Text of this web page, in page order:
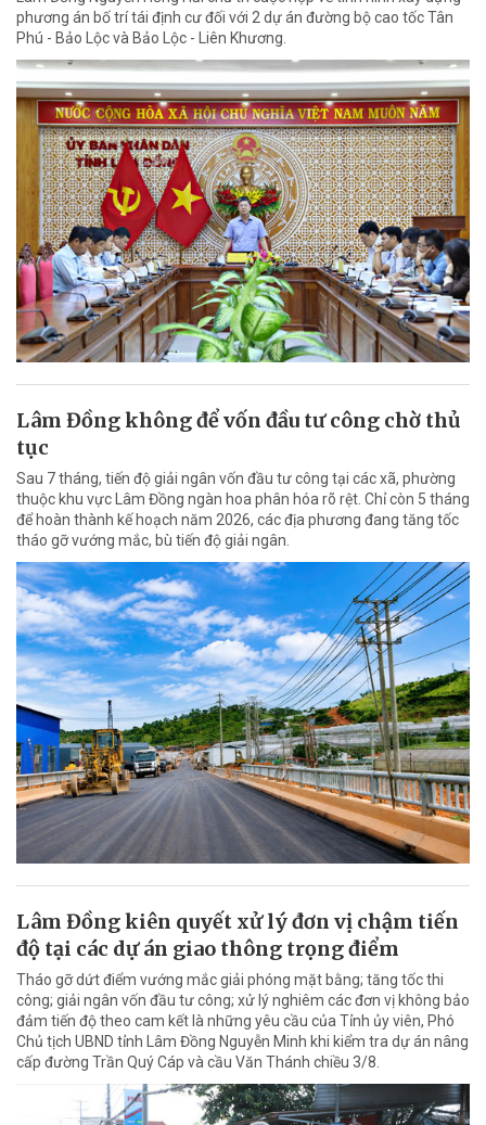
phương án bố trí tái định cư đối với 2 dự án đường bộ cao tốc Tân
Phú - Bảo Lộc và Bảo Lộc - Liên Khương.
Lâm Đồng không để vốn đầu tư công chờ thủ
tục
Sau 7 tháng, tiến độ giải ngân vốn đầu tư công tại các xã, phường
thuộc khu vực Lâm Đồng ngàn hoa phân hóa rõ rệt. Chỉ còn 5 tháng
để hoàn thành kế hoạch năm 2026, các địa phương đang tăng tốc
tháo gỡ vướng mắc, bù tiến độ giải ngân.
Lâm Đồng kiên quyết xử lý đơn vị chậm tiến
độ tại các dự án giao thông trọng điểm
Tháo gỡ dứt điểm vướng mắc giải phóng mặt bằng; tăng tốc thi
công; giải ngân vốn đầu tư công; xử lý nghiêm các đơn vị không bảo
đảm tiến độ theo cam kết là những yêu cầu của Tỉnh ủy viên, Phó
Chủ tịch UBND tỉnh Lâm Đồng Nguyễn Minh khi kiểm tra dự án nâng
cấp đường Trần Quý Cáp và cầu Văn Thánh chiều 3/8.